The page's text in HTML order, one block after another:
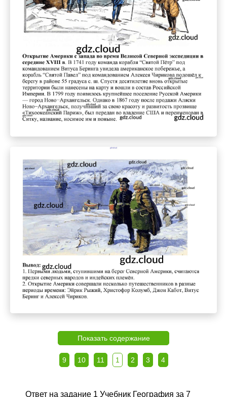
Показать содержание
9 10 11 1 2 3 4
Ответ на задание 1 Учебник География за 7